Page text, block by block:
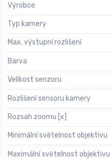
Výrobce
Typ kamery
Max. výstupní rozlišení
Barva
Velikost senzoru
Rozlišení sensoru kamery
Rozsah zoomu [x]
Minimální světelnost objektivu
Maximální světelnost objektivu